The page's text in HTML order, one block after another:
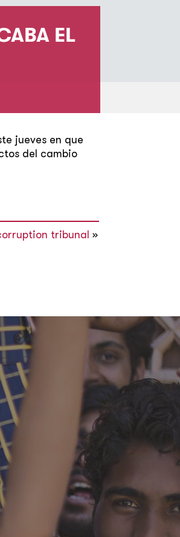
EL
jueves en que
del cambio
tribunal »